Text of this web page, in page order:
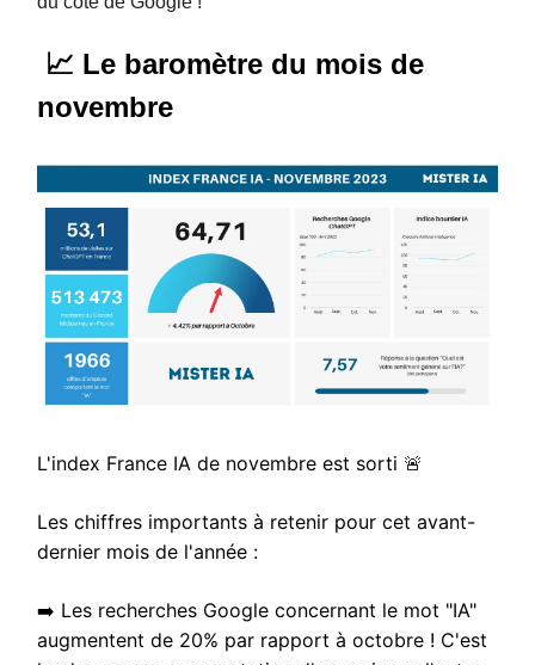
📈 Le baromètre du mois de
novembre
L'index France IA de novembre est sorti 🚨
Les chiffres importants à retenir pour cet avant-
dernier mois de l'année :
➡️ Les recherches Google concernant le mot "IA"
augmentent de 20% par rapport à octobre ! C'est